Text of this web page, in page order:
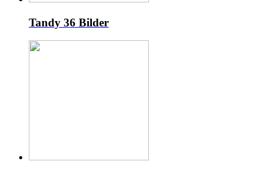
Tandy 36 Bilder